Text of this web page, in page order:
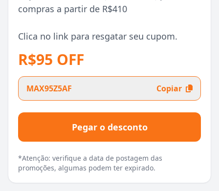
compras a partir de R$410
Clica no link para resgatar seu cupom.
R$95 OFF
MAX95Z5AF Copiar
Pegar o desconto
*Atenção: verifique a data de postagem das
promoções, algumas podem ter expirado.